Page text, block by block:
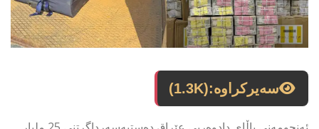
سەیرکراوە:(1.3K)